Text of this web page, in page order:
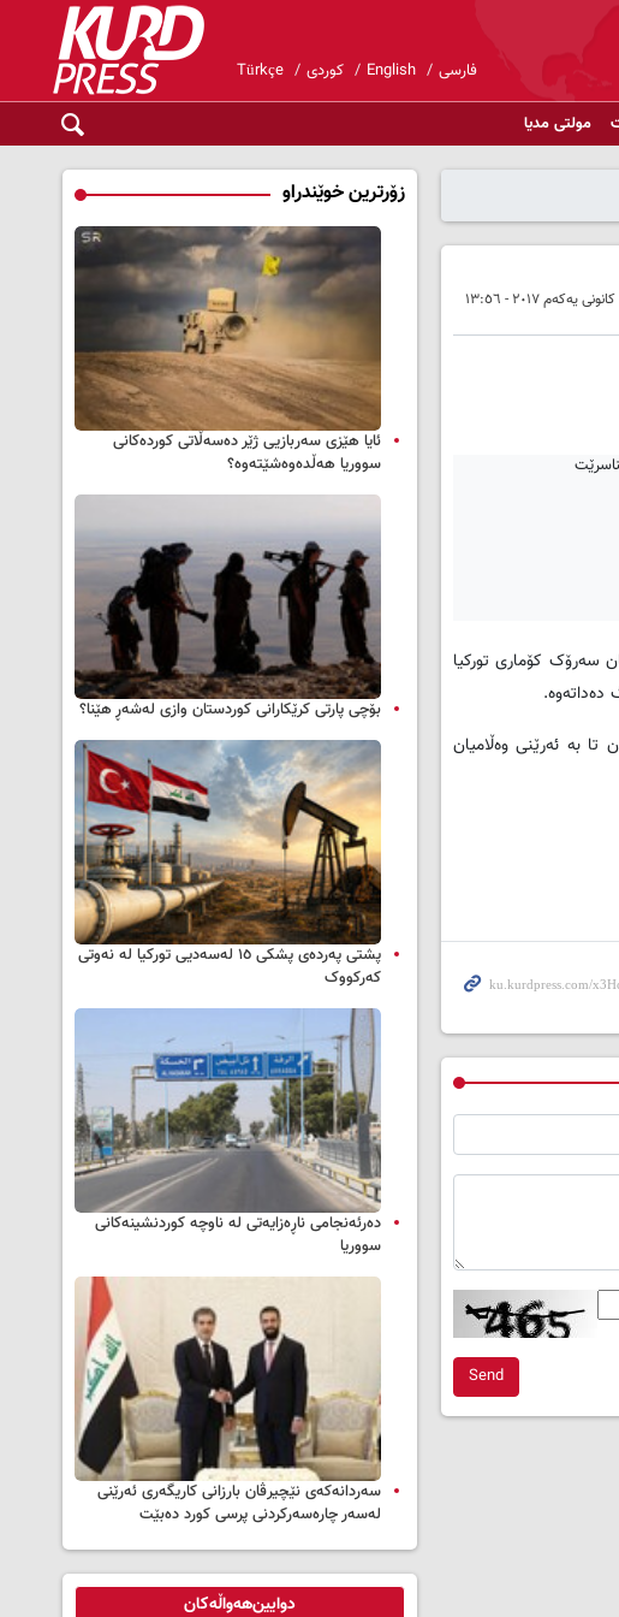
فارسی English کوردی Türkçe
مولتی مدیا
سه‌رۆک كۆماری توركیا
ده‌داته‌وه‌.
تا به‌ ئه‌رێنی وه‌ڵامیان
Send
زۆرترین خوێندراو
ئایا هێزی سەربازیی ژێر دەسەڵاتی کوردەکانی
سووریا هەڵدەوەشێتەوە؟
بۆچی پارتی کرێکارانی کوردستان وازی لەشەڕ هێنا؟
پشتی پەردەی پشکی ١٥ لەسەدیی تورکیا لە نەوتی
کەرکووک
دەرئەنجامی ناڕەزایەتی لە ناوچە کوردنشینەکانی
سووریا
سه‌ردانه‌کەی نێچیرڤان بارزانی كاریگه‌ری ئه‌رێنی
له‌سه‌ر چاره‌سه‌ركردنی پرسی كورد ده‌بێت
دوایین‌هەواڵەکان